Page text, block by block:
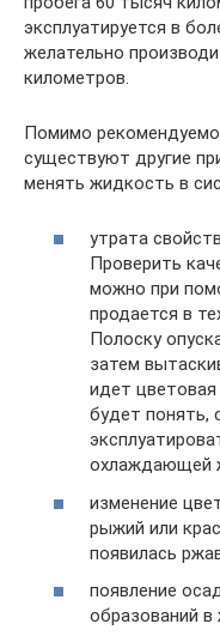
эксплуатируется в
желательно
километров.
Помимо
существуют другие
менять жидкость в
утрата
Проверить
можно при
продается в
Полоску
затем
идет
будет понять,
охлаждающей
изменение
рыжий или
появилась
появление
образований